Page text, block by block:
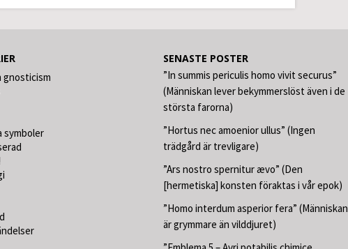
gnosticism
symboler
SENASTE POSTER
”In summis periculis homo vivit securus”
(Människan lever bekymmerslöst även i de
största farorna)
”Hortus nec amoenior ullus” (Ingen
trädgård är trevligare)
”Ars nostro spernitur ævo” (Den
[hermetiska] konsten föraktas i vår epok)
”Homo interdum asperior fera” (Människan
är grymmare än vilddjuret)